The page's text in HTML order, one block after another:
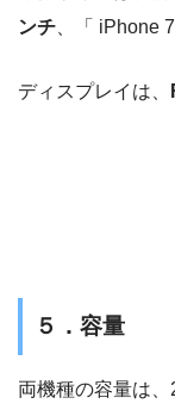
ンチ 、「 iPhone
ディスプレイは、
５．容量
両機種の容量は、